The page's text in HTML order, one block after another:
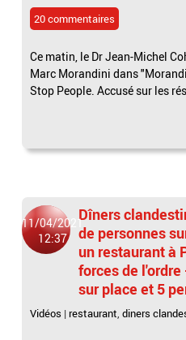
20 commentaires
Ce matin, le Dr Jean-Michel
Marc Morandini dans
Stop People. Accusé sur les
11/04/2021
12:37
Dîners
de personnes
un restaurant à
forces de
sur place et 5
Vidéos | restaurant,diners